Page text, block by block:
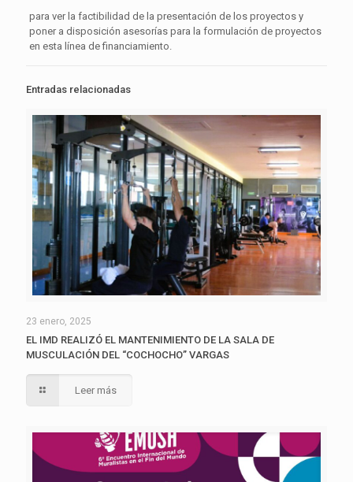
para ver la factibilidad de la presentación de los proyectos y
poner a disposición asesorías para la formulación de proyectos
en esta línea de financiamiento.
Entradas relacionadas
23 enero, 2025
EL IMD REALIZÓ EL MANTENIMIENTO DE LA SALA DE
MUSCULACIÓN DEL “COCHOCHO” VARGAS
Leer más